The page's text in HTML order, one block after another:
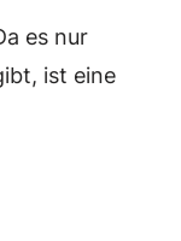
es nur
ist eine